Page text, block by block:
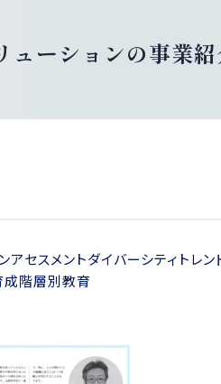
ューションの事業
アセスメントダイバーシティ トレン
成階層別教育